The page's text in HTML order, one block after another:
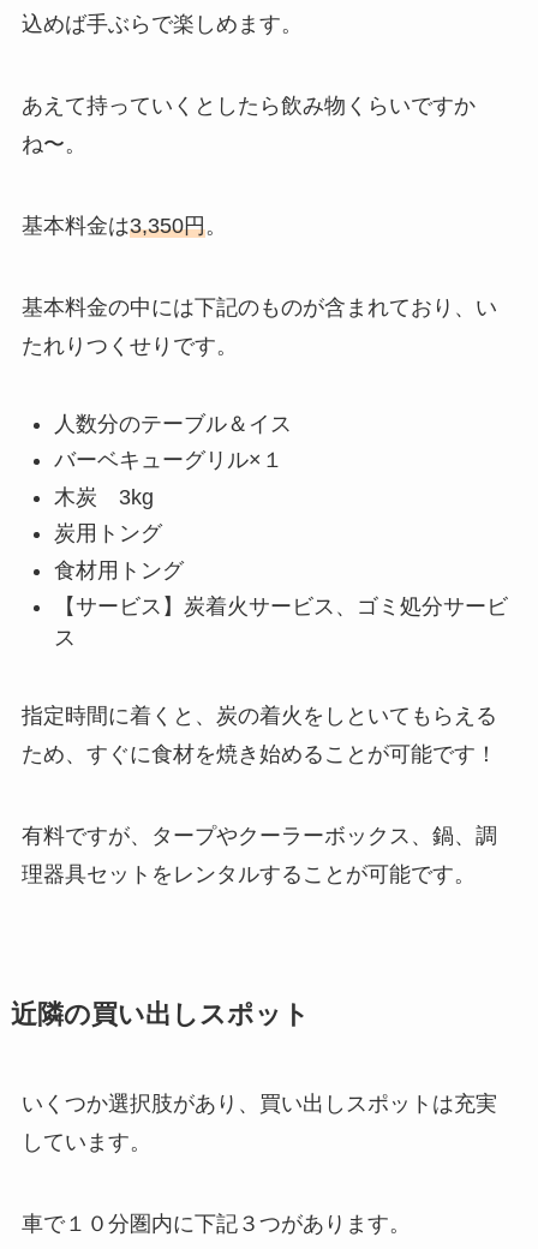
込めば手ぶらで楽しめます。
あえて持っていくとしたら飲み物くらいですか
ね〜。
基本料金は3,350円。
基本料金の中には下記のものが含まれており、い
たれりつくせりです。
人数分のテーブル＆イス
バーベキューグリル×１
木炭 3kg
炭用トング
食材用トング
【サービス】炭着火サービス、ゴミ処分サービ
ス
指定時間に着くと、炭の着火をしといてもらえる
ため、すぐに食材を焼き始めることが可能です！
有料ですが、タープやクーラーボックス、鍋、調
理器具セットをレンタルすることが可能です。
近隣の買い出しスポット
いくつか選択肢があり、買い出しスポットは充実
しています。
車で１０分圏内に下記３つがあります。